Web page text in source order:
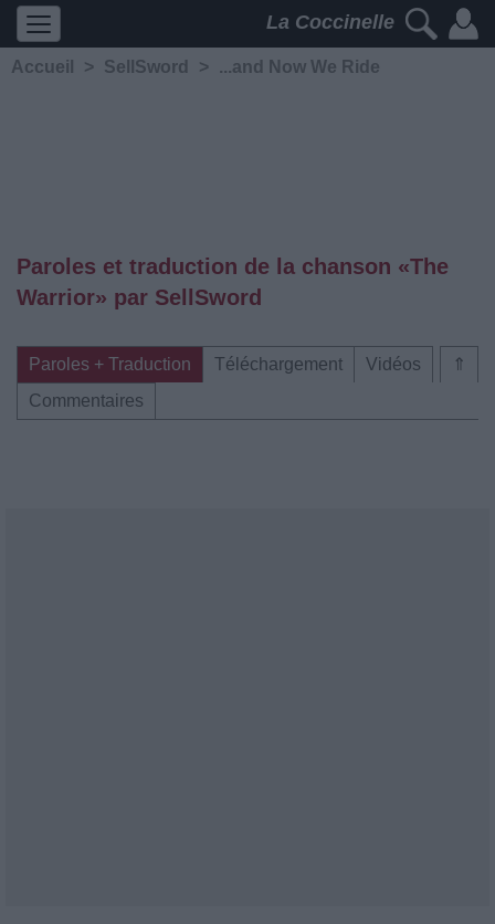
La Coccinelle
Accueil > SellSword > ...and Now We Ride
Paroles et traduction de la chanson «The
Warrior» par SellSword
⇑
Paroles + Traduction Téléchargement
Vidéos
Commentaires